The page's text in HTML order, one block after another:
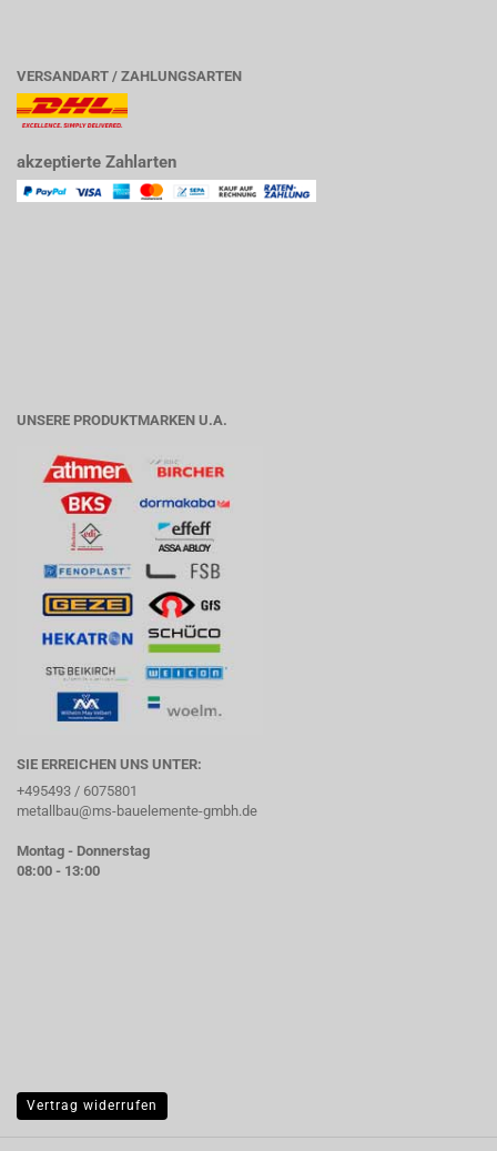
VERSANDART / ZAHLUNGSARTEN
akzeptierte Zahlarten
UNSERE PRODUKTMARKEN U.A.
SIE ERREICHEN UNS UNTER:
+495493 / 6075801
metallbau@ms-bauelemente-gmbh.de
Montag - Donnerstag
08:00 - 13:00
Vertrag widerrufen